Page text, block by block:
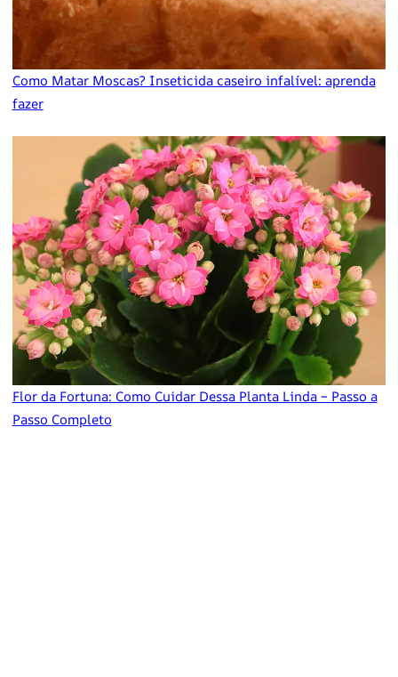
Como Matar Moscas? Inseticida caseiro infalível: aprenda
fazer
Flor da Fortuna: Como Cuidar Dessa Planta Linda – Passo a
Passo Completo